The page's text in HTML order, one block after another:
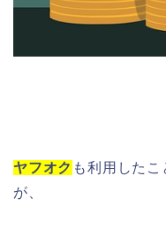
ヤフオク も利用した
が、